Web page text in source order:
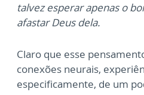
talvez esperar apenas o
afastar Deus dela.
Claro que esse
conexões neurais,
especificamente, de um